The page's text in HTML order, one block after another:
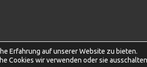
Erfahrung auf unserer Website zu bieten.
Cookies wir verwenden oder sie